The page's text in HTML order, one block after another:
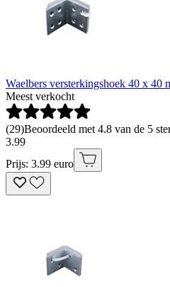
Waelbers versterkingshoek 40 x 40
Meest verkocht
(29)Beoordeeld met 4.8 van de 5
3.99
Prijs: 3.99 euro